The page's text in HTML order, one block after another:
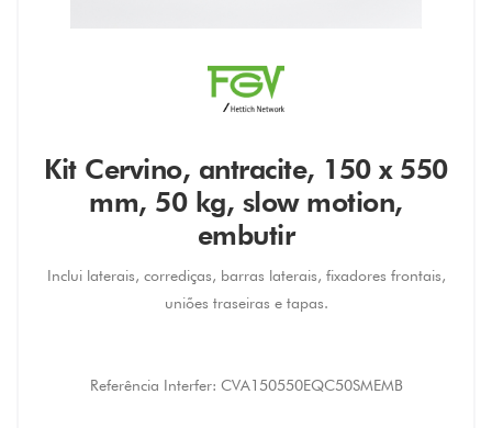
Kit Cervino, antracite, 150 x 550
mm, 50 kg, slow motion,
embutir
Inclui laterais, corrediças, barras laterais, fixadores frontais,
uniões traseiras e tapas.
Referência Interfer: CVA150550EQC50SMEMB